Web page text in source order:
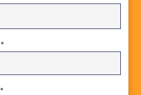
*
*